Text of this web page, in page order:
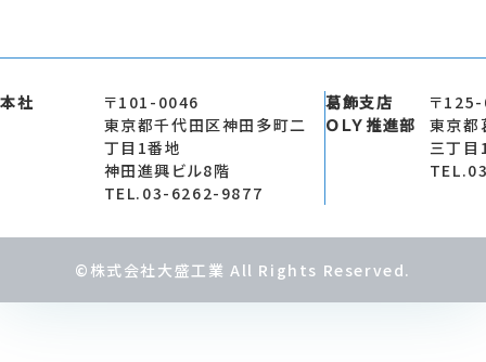
本社
〒101-0046
東京都千代田区神田多町二
丁目1番地
神田進興ビル8階
TEL.03-6262-9877
葛飾支店
ＯＬＹ推進部
〒
東京都
三丁
©株式会社大盛工業 All Rights Reserved.